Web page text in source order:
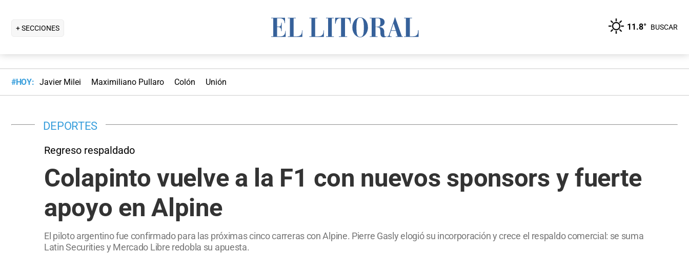
+ SECCIONES 11.8° BUSCAR
#HOY: Javier Milei Maximiliano Pullaro Colón Unión
DEPORTES
Regreso respaldado
Colapinto vuelve a la F1 con nuevos sponsors y fuerte
apoyo en Alpine
El piloto argentino fue confirmado para las próximas cinco carreras con Alpine. Pierre Gasly elogió su incorporación y crece el respaldo comercial: se suma
Latin Securities y Mercado Libre redobla su apuesta.